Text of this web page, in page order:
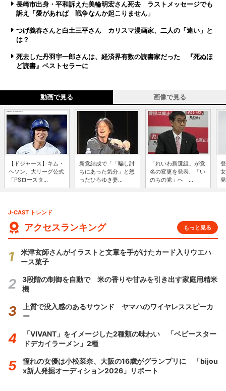
長崎市出身・平和訴えた美輪明宏さん死去 ラストメッセージでも
訴え「愛があれば 戦争なんか起こりません」
つげ義春さんと白土三平さん カリスマ漫画家、二人の「違い」と
は？
死去した丹羽宇一郎さんは、経済界有数の読書家だった 『死ぬほ
ど読書』ベストセラーに
動画で見る 画像で見る
【ドジャース】キム・
ヘソン、大リーグ公式
「PSロースタ...
新党結成で「「騙し討
ちにあった気分」と怒
ったひろゆき妻...
「れいわ新選組」が党
名の変更を発表、「い
のちの党」へ ...
J-CAST トレンド
アクセスランキング もっと見る
米津玄師さんがイラストと文章を手がけたカード入りウエハ
ース菓子
3段階の制御を自動で 米の香りや甘みを引き出す家庭用精米
機
上質で没入感のあるサウンド ヤマハのワイヤレススピーカ
ー
「VIVANT」をイメージした2種類の味わい 「ベビースター
ドデカイラーメン」2種
憧れの女優は小松菜奈、大阪の16歳がグランプリに 「bijou
x新人発掘オーディション2026」リポート